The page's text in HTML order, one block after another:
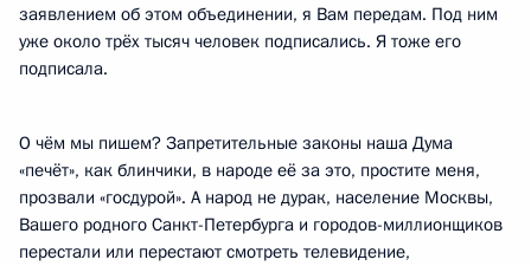
заявлением об этом объединении, я Вам передам. Под ним
уже около трёх тысяч человек подписались. Я тоже его
подписала.
О чём мы пишем? Запретительные законы наша Дума
«печёт», как блинчики, в народе её за это, простите меня,
прозвали «госдурой». А народ не дурак, население Москвы,
Вашего родного Санкт-Петербурга и городов-миллионщиков
перестали или перестают смотреть телевидение,